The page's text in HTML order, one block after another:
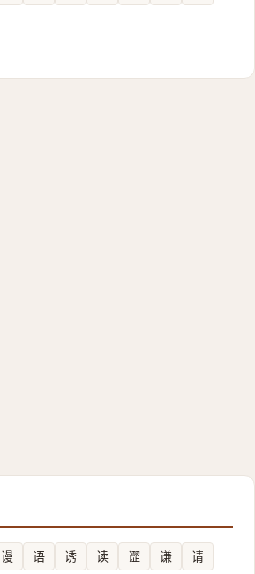
谩 语 诱 读 䜧 谦
请